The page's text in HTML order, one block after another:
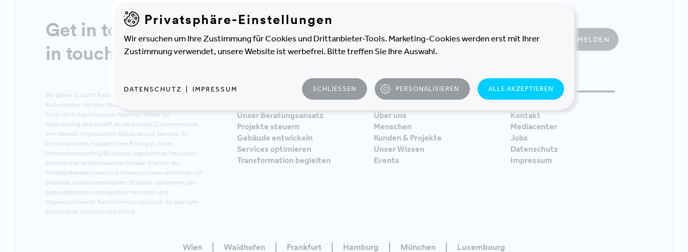
Get in touch, stay
in touch!
Social Media
JETZT ANMELDEN
Wir geben Zukunft Raum. In Arbeits-, Lern- und
Kulturwelten. Für User, Business und Planet. M.O.O.CON
nutzt die Entwicklung von Raum als Treiber der
Veränderung und schafft ein lebendiges Zusammenspiel
von Mensch, Organisation, Gebäude und Services. So
leisten wir einen maßgeblichen Beitrag zu Ihrem
Unternehmenserfolg (Business), begeisterten Menschen
(User) und einer lebenswerten Umwelt (Planet). Als
Strategieberater:innen und Umsetzer:innen entwickeln wir
Gebäude, steuern (Immobilien-)Projekte, optimieren den
Gebäudebetrieb und begleiten Menschen und
Organisationen im Transformationsprozess. So gelangen
Sie von Ihrer Intention zum Erfolg.
Unser Beratungsansatz
Projekte steuern
Gebäude entwickeln
Services optimieren
Transformation begleiten
UNTERNEHMEN
Über uns
Menschen
Kunden & Projekte
Unser Wissen
Events
SERVICES
Kontakt
Mediacenter
Jobs
Datenschutz
Impressum
Wien Waidhofen Frankfurt Hamburg München Luxembourg
Privatsphäre-Einstellungen
Wir ersuchen um Ihre Zustimmung für Cookies und Drittanbieter-Tools. Marketing-Cookies werden erst mit Ihrer
Zustimmung verwendet, unsere Website ist werbefrei. Bitte treffen Sie Ihre Auswahl.
DATENSCHUTZ IMPRESSUM SCHLIESSEN PERSONALISIEREN ALLE AKZEPTIEREN